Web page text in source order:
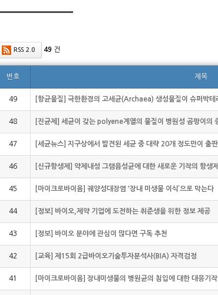
RSS 2.0 49 건
번호 제목
49 [항균물질] 극한환경의 고세균(Archaea) 생성물질이 슈퍼박테
48 [진균제] 세균이 갖는 polyene계열의 물질이 병원성 곰팡이의
47 [세균뉴스] 지구상에서 발견된 세균 중 대략 20개 정도만이 출
46 [신규항생제] 약제내성 그램음성균에 대한 새로운 기작의 항생제
45 [마이크로바이옴] 궤양성대장염 '장내 미생물 이식’으로 막는다
44 [정보] 바이오,제약 기업에 도전하는 취준생을 위한 정보 제공
43 [정보] 바이오 분야에 관심이 많다면 구독 추천
42 [교육] 제15회 2급바이오기술투자분석사(BIA) 자격검정
41 [마이크로바이옴] 장내미생물의 병원균의 침입에 대한 대응기작